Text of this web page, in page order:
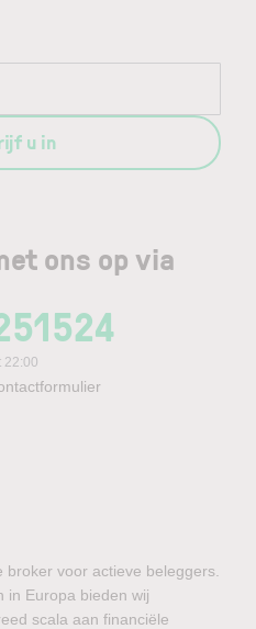
ons op via
22:00
u in
voor actieve beleggers.
in Europa bieden wij
scala aan financiële